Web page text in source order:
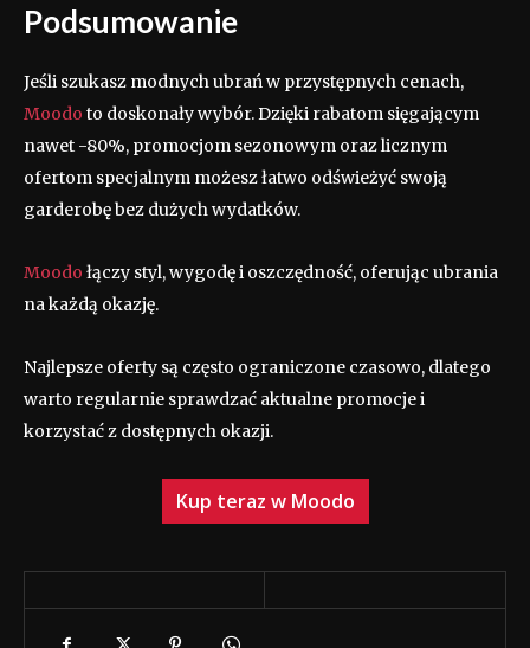
Podsumowanie
Jeśli szukasz modnych ubrań w przystępnych cenach,
Moodo to doskonały wybór. Dzięki rabatom sięgającym
nawet -80%, promocjom sezonowym oraz licznym
ofertom specjalnym możesz łatwo odświeżyć swoją
garderobę bez dużych wydatków.
Moodo łączy styl, wygodę i oszczędność, oferując ubrania
na każdą okazję.
Najlepsze oferty są często ograniczone czasowo, dlatego
warto regularnie sprawdzać aktualne promocje i
korzystać z dostępnych okazji.
Kup teraz w Moodo